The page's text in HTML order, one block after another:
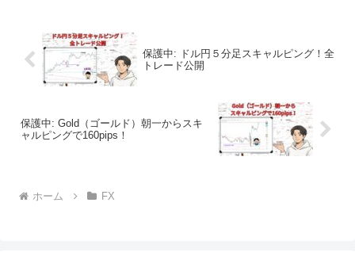
保護中: ドル円５分足スキャルピング！全
トレード公開
保護中: Gold（ゴールド）朝一からスキ
ャルピングで160pips！
ホーム FX